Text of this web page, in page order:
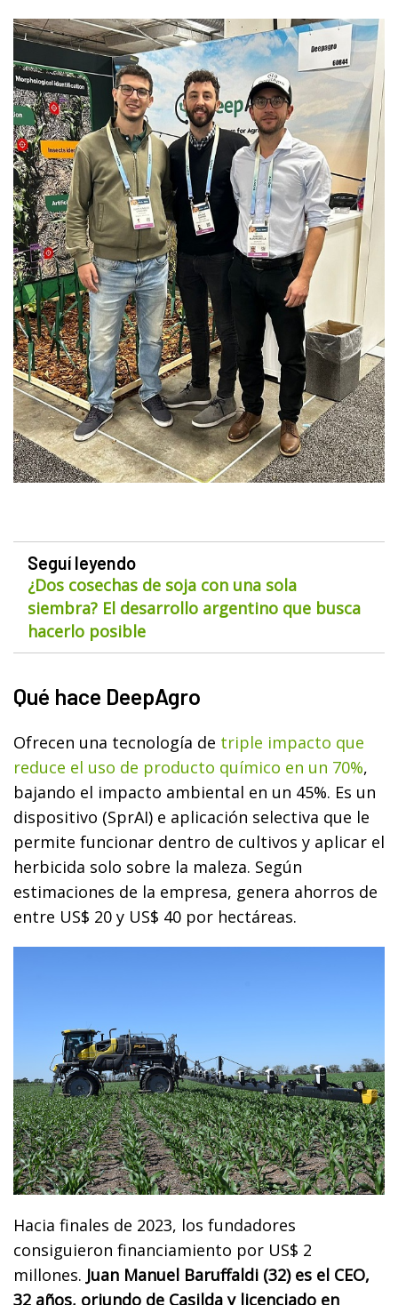
Seguí leyendo
¿Dos cosechas de soja con una sola
siembra? El desarrollo argentino que busca
hacerlo posible
Qué hace DeepAgro
Ofrecen una tecnología de triple impacto que
reduce el uso de producto químico en un 70%,
bajando el impacto ambiental en un 45%. Es un
dispositivo (SprAI) e aplicación selectiva que le
permite funcionar dentro de cultivos y aplicar el
herbicida solo sobre la maleza. Según
estimaciones de la empresa, genera ahorros de
entre US$ 20 y US$ 40 por hectáreas.
Hacia finales de 2023, los fundadores
consiguieron financiamiento por US$ 2
millones. Juan Manuel Baruffaldi (32) es el CEO,
32 años, oriundo de Casilda y licenciado en